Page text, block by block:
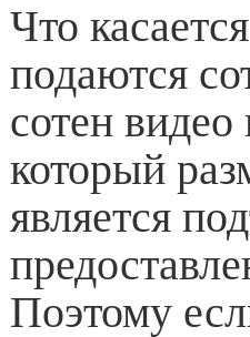
Что
подаются
сотен
который
является
Поэтому